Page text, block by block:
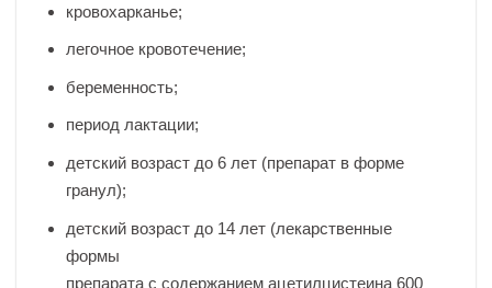
кровохарканье;
легочное кровотечение;
беременность;
период лактации;
детский возраст до 6 лет (препарат в форме
гранул);
детский возраст до 14 лет (лекарственные
формы
препарата с содержанием ацетилцистеина 600